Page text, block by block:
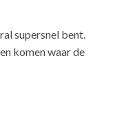
supersnel bent.
komen waar de